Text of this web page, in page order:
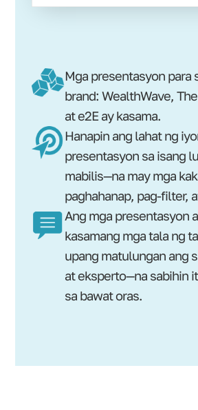
Mga presentasyon para
brand: WealthWave,
at e2E ay kasama.
Hanapin ang lahat ng
presentasyon sa isang
mabilis—na may mga
paghahanap, pag-filter,
Ang mga presentasyon
kasamang mga tala ng
upang matulungan ang
at eksperto—na sabihin
sa bawat oras.